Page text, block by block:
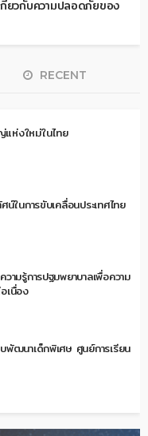
กี่ยวกับความปลอดภัยของ
RECENT
แห่งใหม่ในไทย
ในการขับเคลื่อนประเทศไทย
ามรู้การปฐมพยาบาลเพื่อความ
เนื่อง
พัฒนาเด็กพิเศษ ศูนย์การเรียน